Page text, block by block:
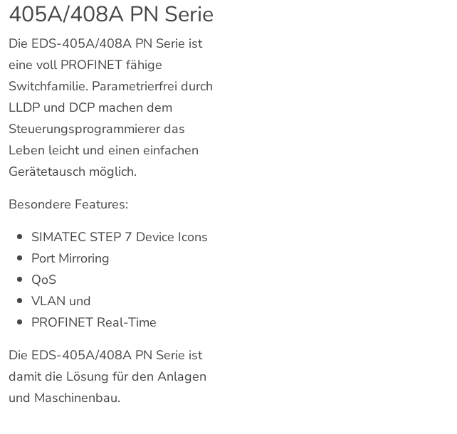
405A/408A PN Serie
Die EDS-405A/408A PN Serie ist
eine voll PROFINET fähige
Switchfamilie. Parametrierfrei durch
LLDP und DCP machen dem
Steuerungsprogrammierer das
Leben leicht und einen einfachen
Gerätetausch möglich.
Besondere Features:
SIMATEC STEP 7 Device Icons
Port Mirroring
QoS
VLAN und
PROFINET Real-Time
Die EDS-405A/408A PN Serie ist
damit die Lösung für den Anlagen
und Maschinenbau.